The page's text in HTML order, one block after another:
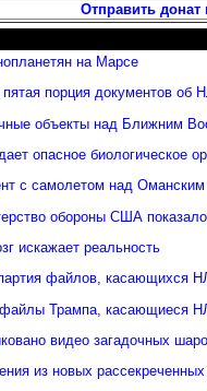
Отправить
на Марсе
порция документов об
объекты над Ближним
опасное биологическое
с самолетом над
обороны США
искажает реальность
файлов, касающихся
Трампа, касающиеся
видео загадочных
из новых